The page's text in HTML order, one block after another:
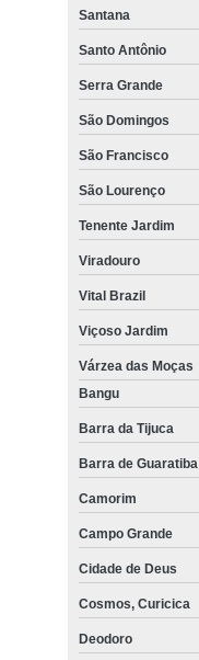
Santana
Santo Antônio
Serra Grande
São Domingos
São Francisco
São Lourenço
Tenente Jardim
Viradouro
Vital Brazil
Viçoso Jardim
Várzea das Moças
Bangu
Barra da Tijuca
Barra de Guaratiba
Camorim
Campo Grande
Cidade de Deus
Cosmos, Curicica
Deodoro